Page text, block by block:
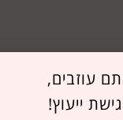
עוזבים,
ייעוץ!